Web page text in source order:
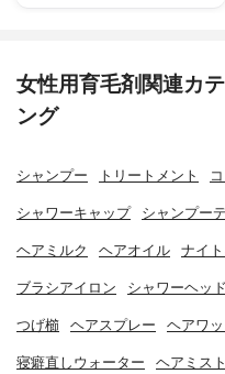
女性用育毛剤関連カ
ング
シャンプー トリートメント
シャワーキャップ シャンプー
ヘアミルク ヘアオイル ナイ
ブラシアイロン シャワーヘッド
つげ櫛 ヘアスプレー ヘアワ
寝癖直しウォーター ヘアミスト